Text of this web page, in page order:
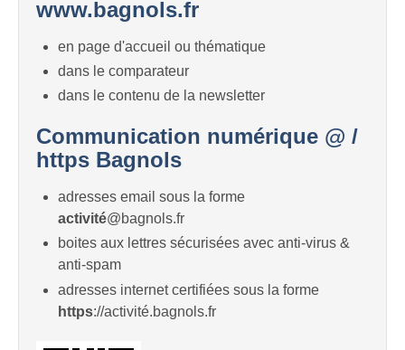
www.bagnols.fr
en page d'accueil ou thématique
dans le comparateur
dans le contenu de la newsletter
Communication numérique @ /
https Bagnols
adresses email sous la forme
activité@bagnols.fr
boites aux lettres sécurisées avec anti-virus &
anti-spam
adresses internet certifiées sous la forme
https://activité.bagnols.fr